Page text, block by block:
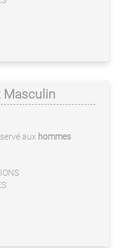
Masculin
aux hommes